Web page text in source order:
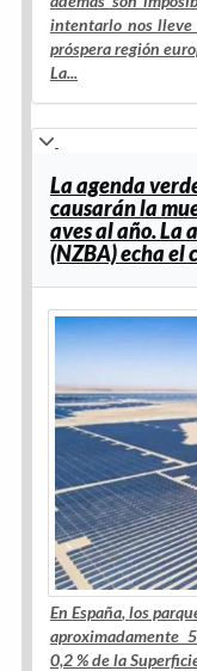
intentarlo nos lleve
próspera región
La...
La agenda
causarán la
aves al año. La
(NZBA) echa el
EnEspaña, los
aproximadamente
0,2 % de la